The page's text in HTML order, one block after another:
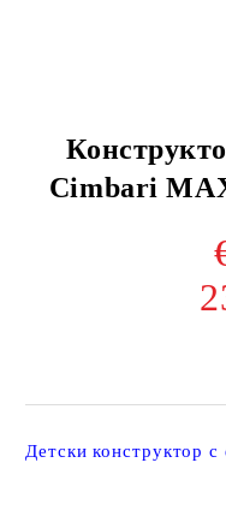
Cimbari
Детски конструктор